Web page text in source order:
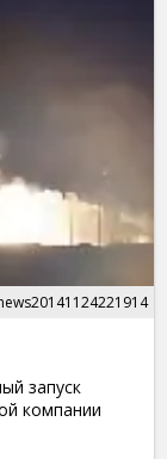
запуск
компании